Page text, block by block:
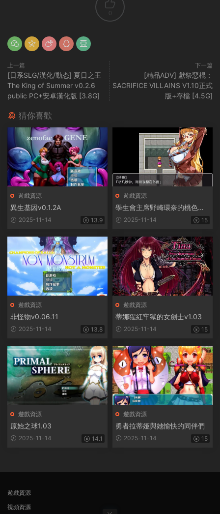
0
上一篇
[日系SLG/漢化/動态] 夏日之王
The King of Summer v0.2.6
public PC+安卓漢化版 [3.8G]
下一篇
[精品ADV] 獻祭惡棍：
SACRIFICE VILLAINS V1.10正式
版+存檔 [4.5G]
猜你喜歡
遊戲資源
異生基因v0.1.2A
2025-11-14 13.9
遊戲資源
學生會主席野崎環奈的桃色煩
惱 2025-11-14 15
遊戲資源
非怪物v0.06.11
2025-11-14 13.8
遊戲資源
蒂娜猩紅牢獄的女劍士v1.03
2025-11-14 15
遊戲資源
原始之球1.03
2025-11-14 14.1
遊戲資源
勇者拉蒂娅與她愉快的同伴們
2025-11-14 15
遊戲資源
視頻資源